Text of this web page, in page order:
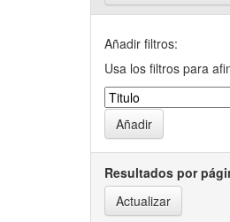
Añadir filtros:
Usa los filtros para
Resultados por